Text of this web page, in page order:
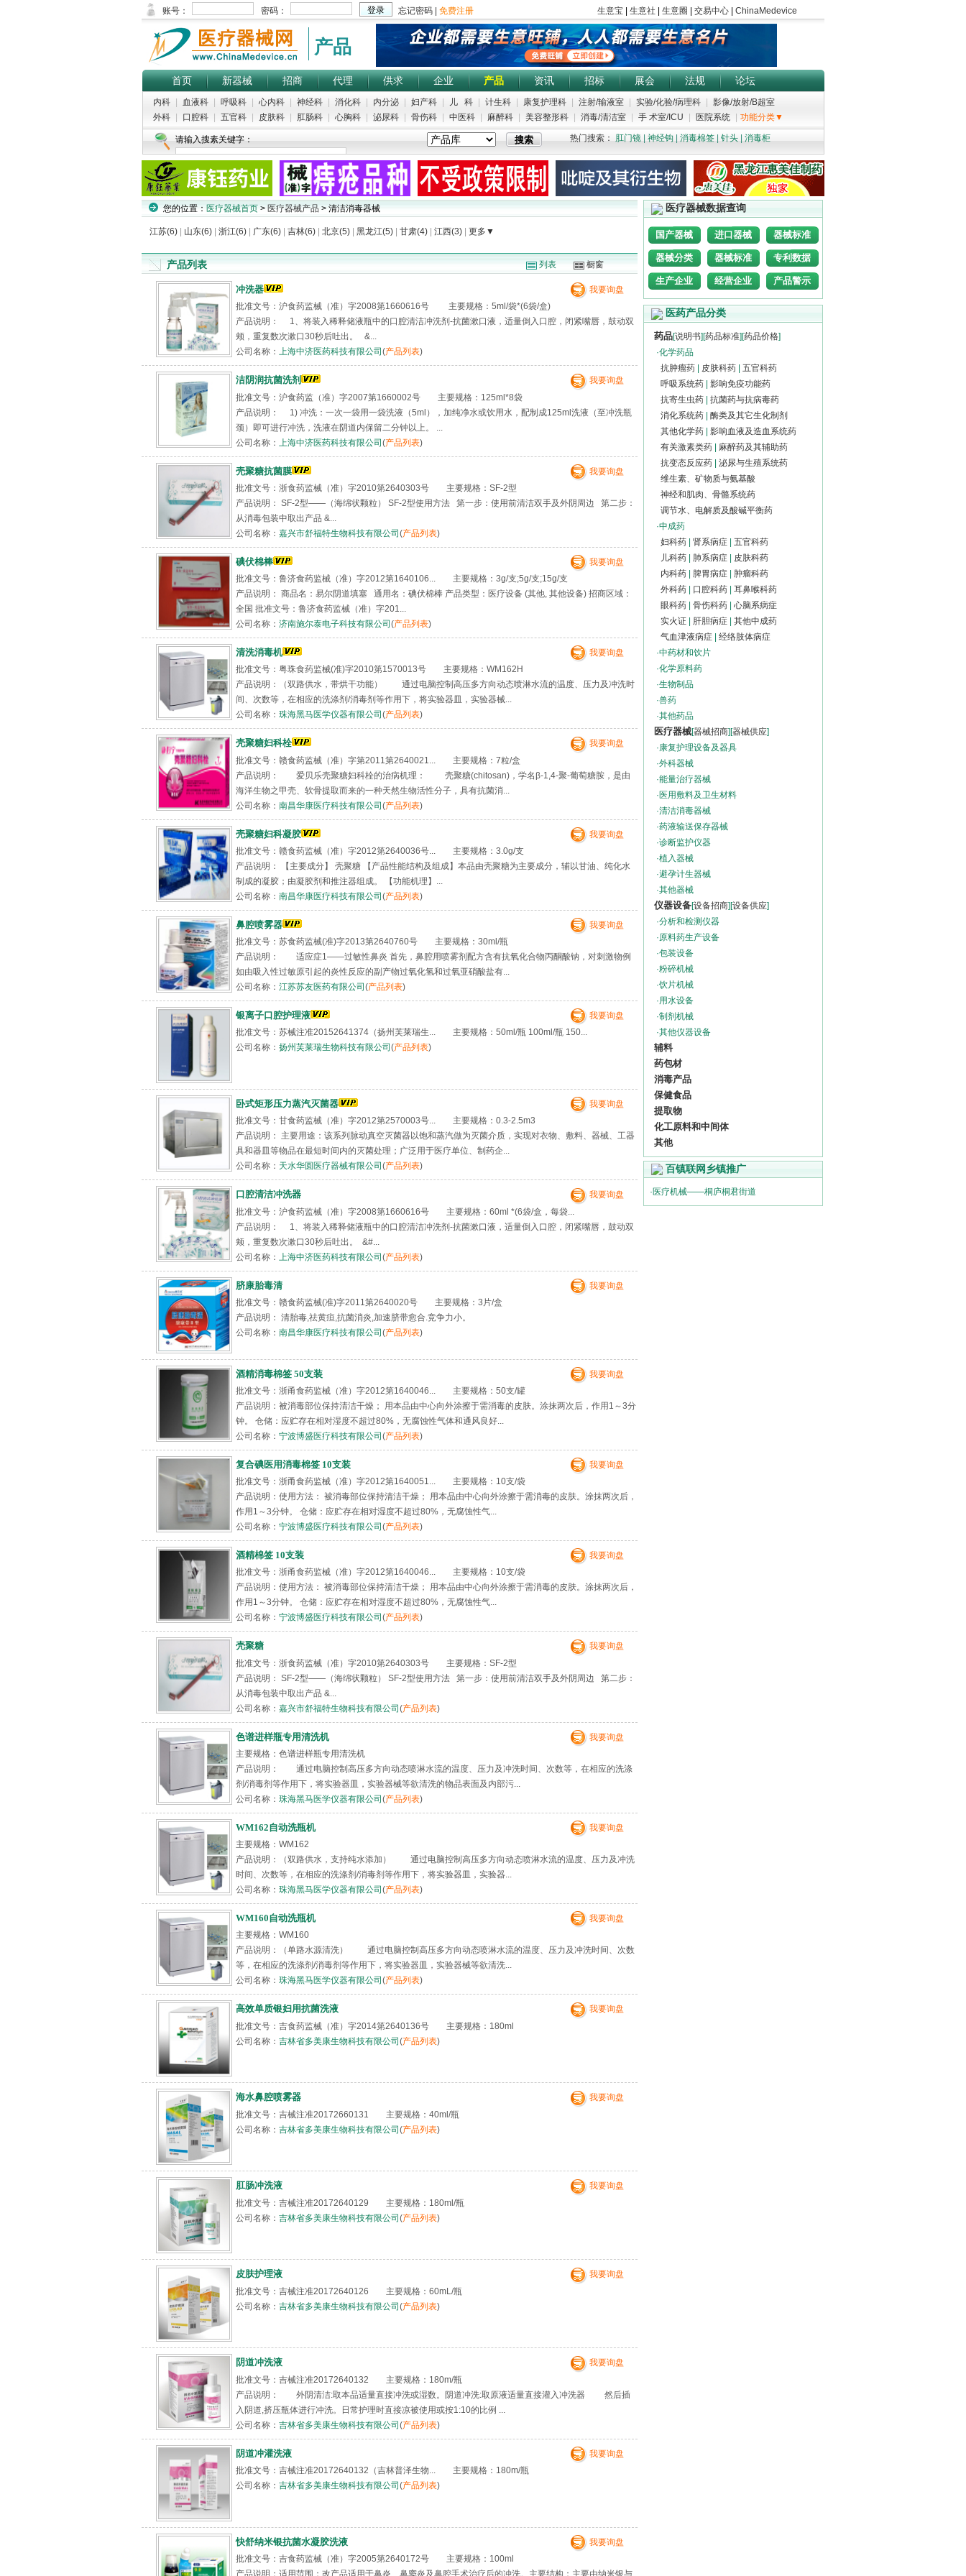
产品
首页 新器械 招商 代理 供求 企业 产品 资讯 招标 展会 法规 论坛
内科 血液科 呼吸科 心内科 神经科 消化科 内分泌 妇产科 儿 科 计生科 康复护理科 注射/输液室 实验/化验/病理科
影像/放射/B超室
外科
口腔科 五官科 皮肤科 肛肠科 心胸科 泌尿科 骨伤科 中医科 麻醉科 美容整形科 消毒/清洁室 手 术室/ICU 医院系统 功能分类▼
请输入搜素关键字： 热门搜索： 肛门镜| 神经钩| 消毒棉签| 针头| 消毒柜
您的位置： 医疗器械首页 > 医疗器械产品 > 清洁消毒器械
江苏(6) 山东(6) 浙江(6) 广东(6) 吉林(6) 北京(5) 黑龙江(5) 甘肃(4) 江西(3) 更多▼
产品列表 列表 橱窗
冲洗器
我要询盘
批准文号：沪食药监械（准）字2008第1660616号 主要规格：5ml/袋*(6袋/盒)
产品说明： 1、将装入稀释储液瓶中的口腔清洁冲洗剂-抗菌漱口液，适量倒入口腔，闭紧嘴唇，鼓动双
颊，重复数次漱口30秒后吐出。 &...
公司名称： 上海中济医药科技有限公司 (产品列表)
洁阴润抗菌洗剂
我要询盘
批准文号：沪食药监（准）字2007第1660002号 主要规格：125ml*8袋
产品说明： 1) 冲洗：一次一袋用一袋洗液（5ml），加纯净水或饮用水，配制成125ml洗液（至冲洗瓶
颈）即可进行冲洗，洗液在阴道内保留二分钟以上。 ...
公司名称：
上海中济医药科技有限公司(产品列表)
壳聚糖抗菌膜
我要询盘
批准文号：浙食药监械（准）字2010第2640303号 主要规格：SF-2型
产品说明： SF-2型——（海绵状颗粒） SF-2型使用方法 第一步：使用前清洁双手及外阴周边 第二步：
从消毒包装中取出产品 &...
公司名称： 嘉兴市舒福特生物科技有限公司(产品列表)
碘伏棉棒
我要询盘
批准文号：鲁济食药监械（准）字2012第1640106... 主要规格：3g/支;5g/支;15g/支
产品说明： 商品名：易尔阴道填塞 通用名：碘伏棉棒 产品类型：医疗设备 (其他, 其他设备) 招商区域：
全国 批准文号：鲁济食药监械（准）字201...
公司名称： 济南施尔泰电子科技有限公司 (产品列表)
清洗消毒机
我要询盘
批准文号：粤珠食药监械(准)字2010第1570013号 主要规格：WM162H
产品说明：（双路供水，带烘干功能） 通过电脑控制高压多方向动态喷淋水流的温度、压力及冲洗时
间、次数等，在相应的洗涤剂/消毒剂等作用下，将实验器皿，实验器械...
公司名称： 珠海黑马医学仪器有限公司 (产品列表)
壳聚糖妇科栓
我要询盘
批准文号：赣食药监械（准）字第2011第2640021... 主要规格：7粒/盒
产品说明： 爱贝乐壳聚糖妇科栓的治病机理： 壳聚糖(chitosan)，学名β-1,4-聚-葡萄糖胺，是由
海洋生物之甲壳、软骨提取而来的一种天然生物活性分子，具有抗菌消...
公司名称： 南昌华康医疗科技有限公司(产品列表)
壳聚糖妇科凝胶
我要询盘
批准文号：赣食药监械（准）字2012第2640036号... 主要规格：3.0g/支
产品说明： 【主要成分】 壳聚糖 【产品性能结构及组成】本品由壳聚糖为主要成分，辅以甘油、纯化水
制成的凝胶；由凝胶剂和推注器组成。 【功能机理】...
公司名称： 南昌华康医疗科技有限公司(产品列表)
鼻腔喷雾器
我要询盘
批准文号：苏食药监械(准)字2013第2640760号 主要规格：30ml/瓶
产品说明： 适应症1——过敏性鼻炎 首先，鼻腔用喷雾剂配方含有抗氧化合物丙酮酸钠，对刺激物例
如由吸入性过敏原引起的炎性反应的副产物过氧化氢和过氧亚硝酸盐有...
公司名称： 江苏苏友医药有限公司 (产品列表)
银离子口腔护理液
我要询盘
批准文号：苏械注准20152641374（扬州芙莱瑞生... 主要规格：50ml/瓶 100ml/瓶 150...
公司名称： 扬州芙莱瑞生物科技有限公司 (产品列表)
卧式矩形压力蒸汽灭菌器
我要询盘
批准文号：甘食药监械（准）字2012第2570003号... 主要规格：0.3-2.5m3
产品说明： 主要用途：该系列脉动真空灭菌器以饱和蒸汽做为灭菌介质，实现对衣物、敷料、器械、工器
具和器皿等物品在最短时间内的灭菌处理；广泛用于医疗单位、制药企...
公司名称： 天水华圆医疗器械有限公司 (产品列表)
口腔清洁冲洗器
我要询盘
批准文号：沪食药监械（准）字2008第1660616号 主要规格：60ml *(6袋/盒，每袋...
产品说明： 1、将装入稀释储液瓶中的口腔清洁冲洗剂-抗菌漱口液，适量倒入口腔，闭紧嘴唇，鼓动双
颊，重复数次漱口30秒后吐出。 &#...
公司名称：
上海中济医药科技有限公司(产品列表)
脐康胎毒清
我要询盘
批准文号：赣食药监械(准)字2011第2640020号 主要规格：3片/盒
产品说明： 清胎毒,祛黄疸,抗菌消炎,加速脐带愈合.竞争力小。
公司名称： 南昌华康医疗科技有限公司(产品列表)
酒精消毒棉签 50支装
我要询盘
批准文号：浙甬食药监械（准）字2012第1640046... 主要规格：50支/罐
产品说明：被消毒部位保持清洁干燥； 用本品由中心向外涂擦于需消毒的皮肤。涂抹两次后，作用1～3分
钟。 仓储：应贮存在相对湿度不超过80%，无腐蚀性气体和通风良好...
公司名称： 宁波博盛医疗科技有限公司(产品列表)
复合碘医用消毒棉签 10支装
我要询盘
批准文号：浙甬食药监械（准）字2012第1640051... 主要规格：10支/袋
产品说明：使用方法： 被消毒部位保持清洁干燥； 用本品由中心向外涂擦于需消毒的皮肤。涂抹两次后，
作用1～3分钟。 仓储：应贮存在相对湿度不超过80%，无腐蚀性气...
公司名称： 宁波博盛医疗科技有限公司 (产品列表)
酒精棉签 10支装
我要询盘
批准文号：浙甬食药监械（准）字2012第1640046... 主要规格：10支/袋
产品说明：使用方法： 被消毒部位保持清洁干燥； 用本品由中心向外涂擦于需消毒的皮肤。涂抹两次后，
作用1～3分钟。 仓储：应贮存在相对湿度不超过80%，无腐蚀性气...
公司名称： 宁波博盛医疗科技有限公司 (产品列表)
壳聚糖
我要询盘
批准文号：浙食药监械（准）字2010第2640303号 主要规格：SF-2型
产品说明： SF-2型——（海绵状颗粒） SF-2型使用方法 第一步：使用前清洁双手及外阴周边 第二步：
从消毒包装中取出产品 &...
公司名称： 嘉兴市舒福特生物科技有限公司(产品列表)
色谱进样瓶专用清洗机
我要询盘
主要规格：色谱进样瓶专用清洗机
产品说明： 通过电脑控制高压多方向动态喷淋水流的温度、压力及冲洗时间、次数等，在相应的洗涤
剂/消毒剂等作用下，将实验器皿，实验器械等欲清洗的物品表面及内部污...
公司名称： 珠海黑马医学仪器有限公司(产品列表)
WM162自动洗瓶机
我要询盘
主要规格：WM162
产品说明：（双路供水，支持纯水添加） 通过电脑控制高压多方向动态喷淋水流的温度、压力及冲洗
时间、次数等，在相应的洗涤剂/消毒剂等作用下，将实验器皿，实验器...
公司名称： 珠海黑马医学仪器有限公司 (产品列表)
WM160自动洗瓶机
我要询盘
主要规格：WM160
产品说明：（单路水源清洗） 通过电脑控制高压多方向动态喷淋水流的温度、压力及冲洗时间、次数
等，在相应的洗涤剂/消毒剂等作用下，将实验器皿，实验器械等欲清洗...
公司名称： 珠海黑马医学仪器有限公司 (产品列表)
高效单质银妇用抗菌洗液
我要询盘
批准文号：吉食药监械（准）字2014第2640136号 主要规格：180ml
公司名称： 吉林省多美康生物科技有限公司(产品列表)
海水鼻腔喷雾器
我要询盘
批准文号：吉械注准20172660131 主要规格：40ml/瓶
公司名称： 吉林省多美康生物科技有限公司(产品列表)
肛肠冲洗液
我要询盘
批准文号：吉械注准20172640129 主要规格：180ml/瓶
公司名称： 吉林省多美康生物科技有限公司(产品列表)
皮肤护理液
我要询盘
批准文号：吉械注准20172640126 主要规格：60mL/瓶
公司名称： 吉林省多美康生物科技有限公司(产品列表)
阴道冲洗液
我要询盘
批准文号：吉械注准20172640132 主要规格：180m/瓶
产品说明： 外阴清洁:取本品适量直接冲洗或湿数。阴道冲洗:取原液适量直接灌入冲洗器 然后插
入阴道,挤压瓶体进行冲洗。日常护理时直接凉被使用或按1:10的比例 ...
公司名称： 吉林省多美康生物科技有限公司(产品列表)
阴道冲灌洗液
我要询盘
批准文号：吉械注准20172640132（吉林普泽生物... 主要规格：180m/瓶
公司名称： 吉林省多美康生物科技有限公司(产品列表)
快舒纳米银抗菌水凝胶洗液
我要询盘
批准文号：吉食药监械（准）字2005第2640172号 主要规格：100ml
产品说明：适用范围：改产品适用于鼻炎、鼻窦炎及鼻腔手术治疗后的冲洗。主要结构：主要由纳米银与
医疗器械数据查询
国产器械 进口器械 器械标准
器械分类 器械标准 专利数据
生产企业 经营企业 产品警示
医药产品分类
药品[说明书][药品标准][药品价格]
·化学药品
抗肿瘤药 | 皮肤科药 | 五官科药
呼吸系统药 | 影响免疫功能药
抗寄生虫药 | 抗菌药与抗病毒药
消化系统药 | 酶类及其它生化制剂
其他化学药 | 影响血液及造血系统药
有关激素类药 | 麻醉药及其辅助药
抗变态反应药 | 泌尿与生殖系统药
维生素、矿物质与氨基酸
神经和肌肉、骨骼系统药
调节水、电解质及酸碱平衡药
·中成药
妇科药 | 肾系病症 | 五官科药
儿科药 | 肺系病症 | 皮肤科药
内科药 | 脾胃病症 | 肿瘤科药
外科药 | 口腔科药 | 耳鼻喉科药
眼科药 | 骨伤科药 | 心脑系病症
实火证 | 肝胆病症 | 其他中成药
气血津液病症 | 经络肢体病症
·中药材和饮片
·化学原料药
·生物制品
·兽药
·其他药品
医疗器械[器械招商][器械供应]
·康复护理设备及器具
·外科器械
·能量治疗器械
·医用敷料及卫生材料
·清洁消毒器械
·药液输送保存器械
·诊断监护仪器
·植入器械
·避孕计生器械
·其他器械
仪器设备[设备招商][设备供应]
·分析和检测仪器
·原料药生产设备
·包装设备
·粉碎机械
·饮片机械
·用水设备
·制剂机械
·其他仪器设备
辅料
药包材
消毒产品
保健食品
提取物
化工原料和中间体
其他
百镇联网乡镇推广
· 医疗机械——桐庐桐君街道